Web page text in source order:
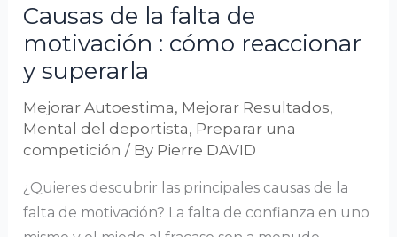
Causas de la falta de
motivación : cómo reaccionar
y superarla
Mejorar Autoestima, Mejorar Resultados,
Mental del deportista, Preparar una
competición / By Pierre DAVID
¿Quieres descubrir las principales causas de la
falta de motivación? La falta de confianza en uno
cómo
reaccionar
y